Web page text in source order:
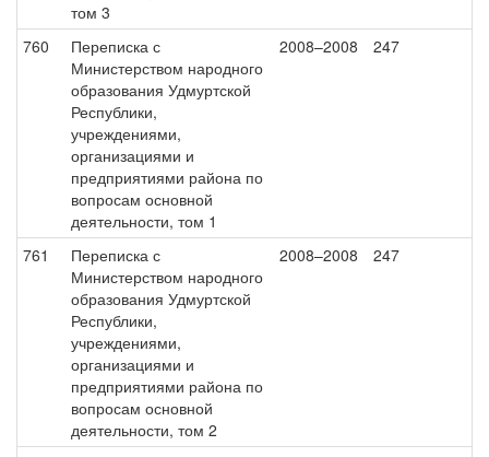
том 3
760
Переписка с
Министерством народного
образования Удмуртской
Республики,
учреждениями,
организациями и
предприятиями района по
вопросам основной
деятельности, том 1
2008–2008 247
761
Переписка с
Министерством народного
образования Удмуртской
Республики,
учреждениями,
организациями и
предприятиями района по
вопросам основной
деятельности, том 2
2008–2008 247